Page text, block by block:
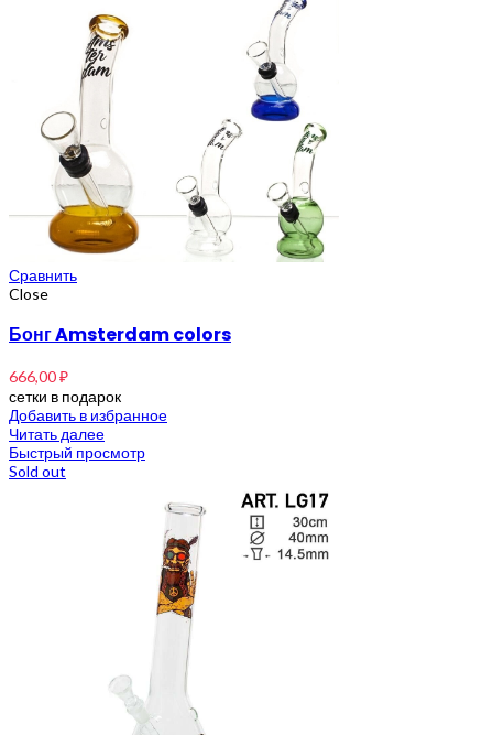
Сравнить
Close
Бонг Amsterdam colors
666,00₽
сетки в подарок
Добавить в избранное
Читать далее
Быстрый просмотр
Sold out